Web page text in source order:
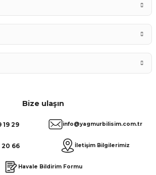
Bize ulaşın
19 29
20 66
info@yagmurbilisim.com.tr
İletişim Bilgilerimiz
Havale Bildirim Formu